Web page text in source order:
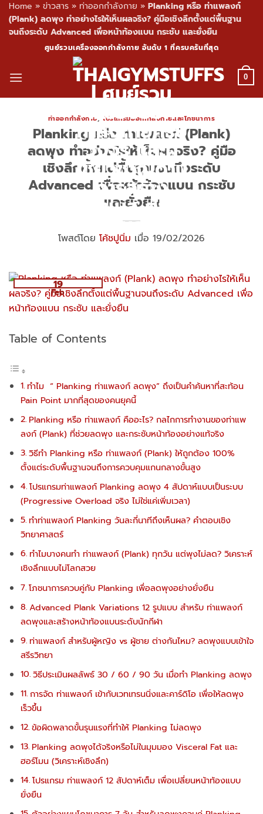
Home » ข่าวสาร » ท่าออกกำลังกาย » Planking หรือ ท่าแพลงก์
(Plank) ลดพุง ทำอย่างไรให้เห็นผลจริง? คู่มือเชิงลึกตั้งแต่พื้นฐาน
จนถึงระดับ Advanced เพื่อหน้าท้องแบน กระชับ และยั่งยืน
content
ศูนย์รวมเครื่องออกกำลังกาย อันดับ 1 ที่ครบครันที่สุด
0
ท่าออกกำลังกาย, โปรแกรมออกกำลังกายและโภชนาการ
Planking หรือ ท่าแพลงก์ (Plank)
ลดพุง ทำอย่างไรให้เห็นผลจริง? คู่มือ
เชิงลึกตั้งแต่พื้นฐานจนถึงระดับ
Advanced เพื่อหน้าท้องแบน กระชับ
และยั่งยืน
โพสต์โดย โค้ชปูนิ่ม เมื่อ 19/02/2026
19
Feb
Table of Contents
ทำไม “ Planking ท่าแพลงก์ ลดพุง” ถึงเป็นคำค้นหาที่สะท้อน
Pain Point มากที่สุดของคนยุคนี้
Planking หรือ ท่าแพลงก์ คืออะไร? กลไกการทำงานของท่าแพ
ลงก์ (Plank) ที่ช่วยลดพุง และกระชับหน้าท้องอย่างแท้จริง
วิธีทำ Planking หรือ ท่าแพลงก์ (Plank) ให้ถูกต้อง 100%
ตั้งแต่ระดับพื้นฐานจนถึงการควบคุมแกนกลางขั้นสูง
โปรแกรมท่าแพลงก์ Planking ลดพุง 4 สัปดาห์แบบเป็นระบบ
(Progressive Overload จริง ไม่ใช่แค่เพิ่มเวลา)
ทำท่าแพลงก์ Planking วันละกี่นาทีถึงเห็นผล? คำตอบเชิง
วิทยาศาสตร์
ทำไมบางคนทำ ท่าแพลงก์ (Plank) ทุกวัน แต่พุงไม่ลด? วิเคราะห์
เชิงลึกแบบไม่โลกสวย
โภชนาการควบคู่กับ Planking เพื่อลดพุงอย่างยั่งยืน
Advanced Plank Variations 12 รูปแบบ สำหรับ ท่าแพลงก์
ลดพุงและสร้างหน้าท้องแบนระดับนักกีฬา
ท่าแพลงก์ สำหรับผู้หญิง vs ผู้ชาย ต่างกันไหม? ลดพุงแบบเข้าใจ
สรีรวิทยา
วิธีประเมินผลลัพธ์ 30 / 60 / 90 วัน เมื่อทำ Planking ลดพุง
การจัด ท่าแพลงก์ เข้ากับเวทเทรนนิ่งและคาร์ดิโอ เพื่อให้ลดพุง
เร็วขึ้น
ข้อผิดพลาดขั้นรุนแรงที่ทำให้ Planking ไม่ลดพุง
Planking ลดพุงได้จริงหรือไม่ในมุมมอง Visceral Fat และ
ฮอร์โมน (วิเคราะห์เชิงลึก)
โปรแกรม ท่าแพลงก์ 12 สัปดาห์เต็ม เพื่อเปลี่ยนหน้าท้องแบบ
ยั่งยืน